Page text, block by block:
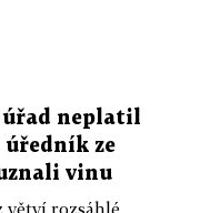
úřad neplatil
úředník ze
vinu
větví rozsáhlé